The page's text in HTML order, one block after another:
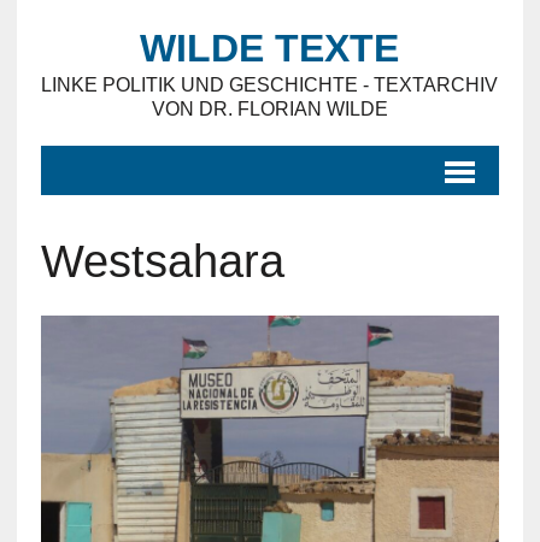
WILDE TEXTE
LINKE POLITIK UND GESCHICHTE - TEXTARCHIV
VON DR. FLORIAN WILDE
Westsahara